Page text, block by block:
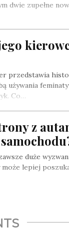
dwie zupełne
przedstawia
używania
Co…
z
duże
lepiej